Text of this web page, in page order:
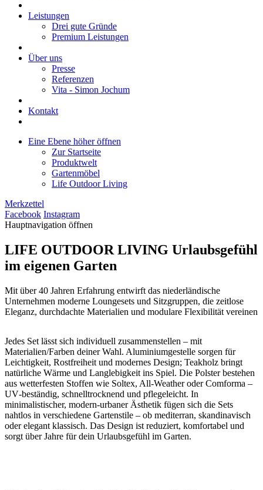
Leistungen
Drei gute Gründe
Premium Leistungen
Über uns
Presse
Referenzen
Vita - Simon Jochum
Kontakt
Eine Ebene höher öffnen
Zur Startseite
Produktwelt
Gartenmöbel
Life Outdoor Living
Merkzettel
Facebook Instagram
Hauptnavigation öffnen
LIFE OUTDOOR LIVING Urlaubsgefühl
im eigenen Garten
Mit über 40 Jahren Erfahrung entwirft das niederländische
Unternehmen moderne Loungesets und Sitzgruppen, die zeitlose
Eleganz, durchdachte Materialien und modulare Flexibilität vereinen
Jedes Set lässt sich individuell zusammenstellen – mit
Materialien/Farben deiner Wahl. Aluminiumgestelle sorgen für
Leichtigkeit, Rostfreiheit und modernes Design; Teakholz bringt
natürliche Wärme und Langlebigkeit ins Spiel. Die Polster bestehen
aus wetterfesten Stoffen wie Soltex, All‑Weather oder Comforma –
UV‑beständig, schnelltrocknend und pflegeleicht. In
minimalistischer, modern-urbaner Ästhetik fügen sich die Sets
nahtlos in verschiedene Gartenstile – ob mediterran, skandinavisch
oder elegant klassisch. Das Design ist reduziert, komfortabel und
sorgt über Jahre für dein Urlaubsgefühl im Garten.